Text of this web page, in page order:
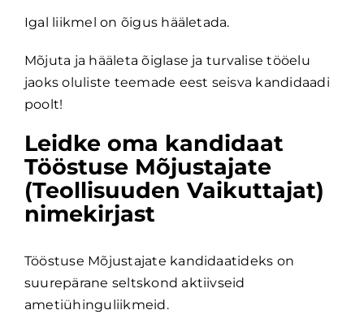
Igal liikmel on õigus hääletada.
Mõjuta ja hääleta õiglase ja turvalise tööelu
jaoks oluliste teemade eest seisva kandidaadi
poolt!
Leidke oma kandidaat
Tööstuse Mõjustajate
(Teollisuuden Vaikuttajat)
nimekirjast
Tööstuse Mõjustajate kandidaatideks on
suurepärane seltskond aktiivseid
ametiühinguliikmeid.